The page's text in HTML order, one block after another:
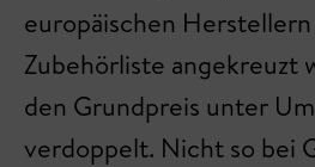
europäischen
Zubehörliste angekreuzt
den Grundpreis unter
verdoppelt. Nicht so bei